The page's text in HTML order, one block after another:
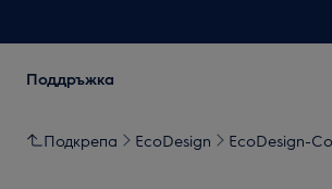
Поддръжка
Подкрепа EcoDesign EcoDesign-